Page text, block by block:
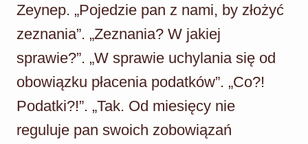
Zeynep. „Pojedzie pan z nami, by złożyć
zeznania”. „Zeznania? W jakiej
sprawie?”. „W sprawie uchylania się od
obowiązku płacenia podatków”. „Co?!
Podatki?!”. „Tak. Od miesięcy nie
reguluje pan swoich zobowiązań